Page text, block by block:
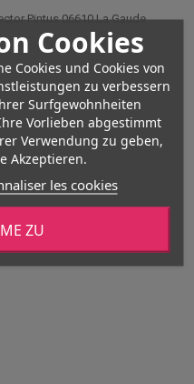
Cookies
Cookies und Cookies von
zu verbessern
Surfgewohnheiten
Vorlieben abgestimmt
Verwendung zu geben,
Akzeptieren.
les cookies
ZU
Pintus 06610 La Gaude